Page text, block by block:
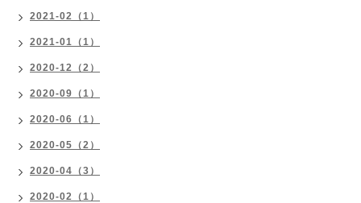
2021-02（1）
2021-01（1）
2020-12（2）
2020-09（1）
2020-06（1）
2020-05（2）
2020-04（3）
2020-02（1）